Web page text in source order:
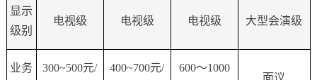
显示
级别
电视级 电视级 电视级 大型会演级
业务
300~500元/
400~700元/
600〜1000
面议